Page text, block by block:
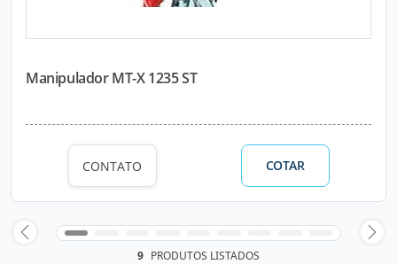
Manipulador MT-X 1235 ST
CONTATO COTAR
9 PRODUTOS LISTADOS